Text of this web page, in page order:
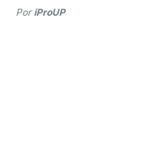
Por iProUP